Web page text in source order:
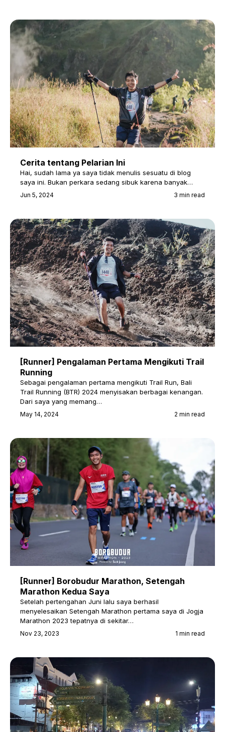
Cerita tentang Pelarian Ini
Hai, sudah lama ya saya tidak menulis sesuatu di blog
saya ini. Bukan perkara sedang sibuk karena banyak…
Jun 5, 2024 3 min read
[Runner] Pengalaman Pertama Mengikuti Trail
Running
Sebagai pengalaman pertama mengikuti Trail Run, Bali
Trail Running (BTR) 2024 menyisakan berbagai kenangan.
Dari saya yang memang…
May 14, 2024 2 min read
[Runner] Borobudur Marathon, Setengah
Marathon Kedua Saya
Setelah pertengahan Juni lalu saya berhasil
menyelesaikan Setengah Marathon pertama saya di Jogja
Marathon 2023 tepatnya di sekitar…
Nov 23, 2023 1 min read